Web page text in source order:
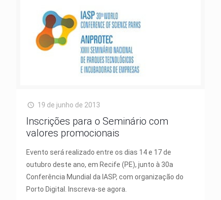
19 de junho de 2013
Inscrições para o Seminário com
valores promocionais
Evento será realizado entre os dias 14 e 17 de
outubro deste ano, em Recife (PE), junto à 30a
Conferência Mundial da IASP, com organização do
Porto Digital. Inscreva-se agora.